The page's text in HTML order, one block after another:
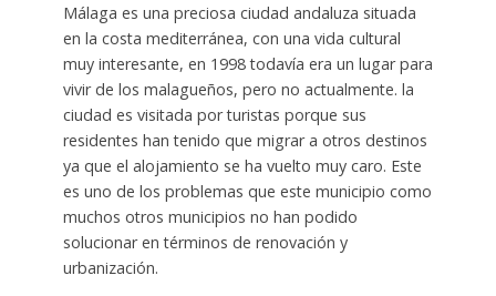
Málaga es una preciosa ciudad andaluza situada
en la costa mediterránea, con una vida cultural
muy interesante, en 1998 todavía era un lugar para
vivir de los malagueños, pero no actualmente. la
ciudad es visitada por turistas porque sus
residentes han tenido que migrar a otros destinos
ya que el alojamiento se ha vuelto muy caro. Este
es uno de los problemas que este municipio como
muchos otros municipios no han podido
solucionar en términos de renovación y
urbanización.